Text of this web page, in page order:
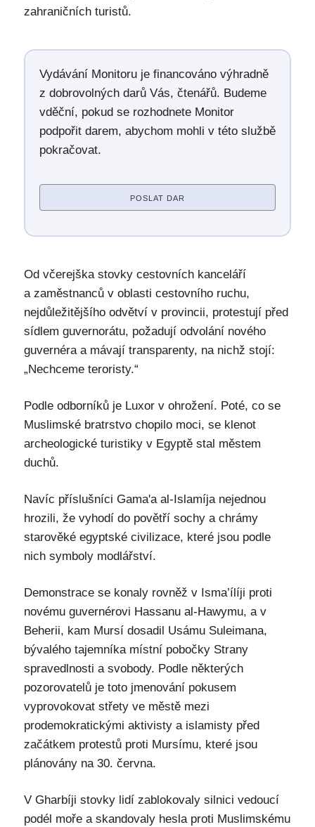
zahraničních turistů.
Vydávání Monitoru je financováno výhradně
z dobrovolných darů Vás, čtenářů. Budeme
vděční, pokud se rozhodnete Monitor
podpořit darem, abychom mohli v této službě
pokračovat.
POSLAT DAR
Od včerejška stovky cestovních kanceláří
a zaměstnanců v oblasti cestovního ruchu,
nejdůležitějšího odvětví v provincii, protestují před
sídlem guvernorátu, požadují odvolání nového
guvernéra a mávají transparenty, na nichž stojí:
„Nechceme teroristy.“
Podle odborníků je Luxor v ohrožení. Poté, co se
Muslimské bratrstvo chopilo moci, se klenot
archeologické turistiky v Egyptě stal městem
duchů.
Navíc příslušníci Gama'a al-Islamíja nejednou
hrozili, že vyhodí do povětří sochy a chrámy
starověké egyptské civilizace, které jsou podle
nich symboly modlářství.
Demonstrace se konaly rovněž v Isma’ílíji proti
novému guvernérovi Hassanu al-Hawymu, a v
Beherii, kam Mursí dosadil Usámu Suleimana,
bývalého tajemníka místní pobočky Strany
spravedlnosti a svobody. Podle některých
pozorovatelů je toto jmenování pokusem
vyprovokovat střety ve městě mezi
prodemokratickými aktivisty a islamisty před
začátkem protestů proti Mursímu, které jsou
plánovány na 30. června.
V Gharbíji stovky lidí zablokovaly silnici vedoucí
podél moře a skandovaly hesla proti Muslimskému